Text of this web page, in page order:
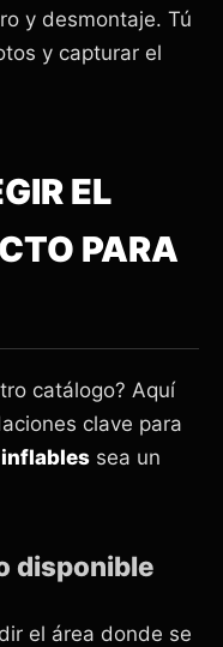
y desmontaje. Tú
y capturar el
EL
PARA
catálogo? Aquí
clave para
sea un
disponible
el área donde se